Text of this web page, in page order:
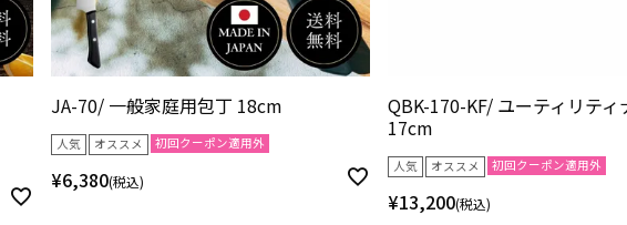
JA-70/ 一般家庭用包丁 18cm
人気 オススメ 初回クーポン適用外
¥6,380 税込
QBK-170-KF/ ユーティリティ
17cm
人気 オススメ 初回クーポン適用外
¥13,200 税込